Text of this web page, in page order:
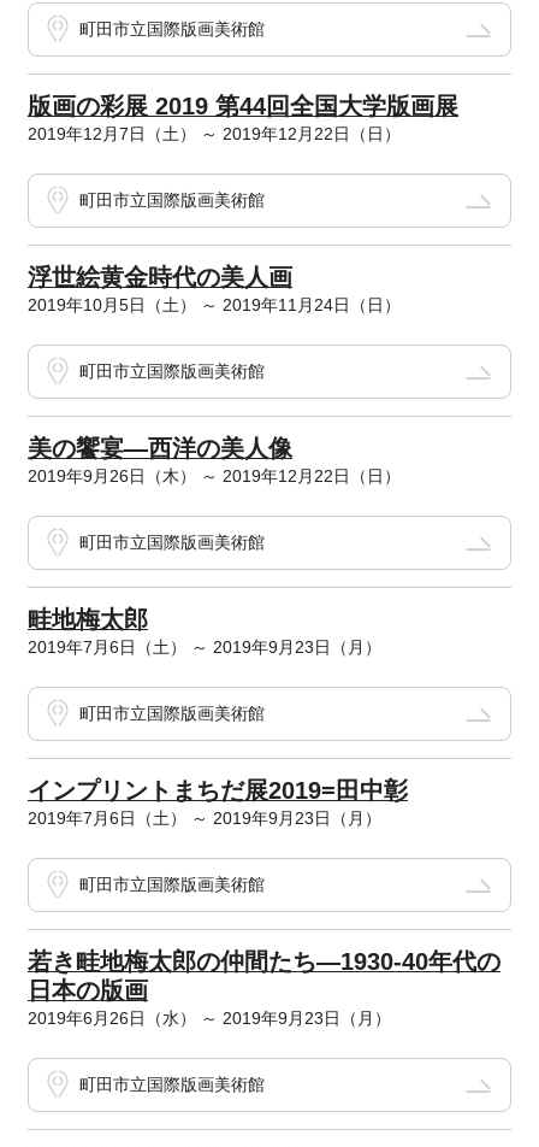
町田市立国際版画美術館
版画の彩展 2019 第44回全国大学版画展
2019年12月7日（土） ～ 2019年12月22日（日）
町田市立国際版画美術館
浮世絵黄金時代の美人画
2019年10月5日（土） ～ 2019年11月24日（日）
町田市立国際版画美術館
美の饗宴―西洋の美人像
2019年9月26日（木） ～ 2019年12月22日（日）
町田市立国際版画美術館
畦地梅太郎
2019年7月6日（土） ～ 2019年9月23日（月）
町田市立国際版画美術館
インプリントまちだ展2019=田中彰
2019年7月6日（土） ～ 2019年9月23日（月）
町田市立国際版画美術館
若き畦地梅太郎の仲間たち―1930-40年代の
日本の版画
2019年6月26日（水） ～ 2019年9月23日（月）
町田市立国際版画美術館